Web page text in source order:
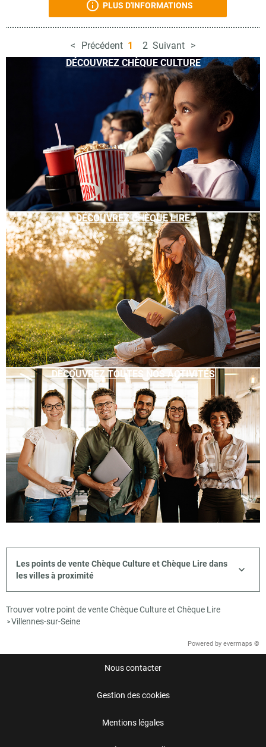
PLUS D'INFORMATIONS
Précédent 1 2 Suivant
DÉCOUVREZ CHÈQUE CULTURE
DÉCOUVREZ CHÈQUE LIRE
DÉCOUVREZ TOUTES NOS ACTIVITÉS
Les points de vente Chèque Culture et Chèque Lire dans
les villes à proximité
Trouver votre point de vente Chèque Culture et Chèque Lire
>Villennes-sur-Seine
Powered by evermaps ©
Nous contacter
Gestion des cookies
Mentions légales